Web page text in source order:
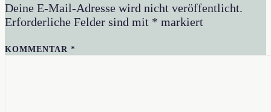
Deine E-Mail-Adresse wird nicht veröffentlicht.
Erforderliche Felder sind mit * markiert
KOMMENTAR*